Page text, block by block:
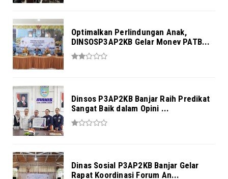
Optimalkan Perlindungan Anak,
DINSOSP3AP2KB Gelar Monev PATB...
Dinsos P3AP2KB Banjar Raih Predikat
Sangat Baik dalam Opini ...
Dinas Sosial P3AP2KB Banjar Gelar
Rapat Koordinasi Forum An...